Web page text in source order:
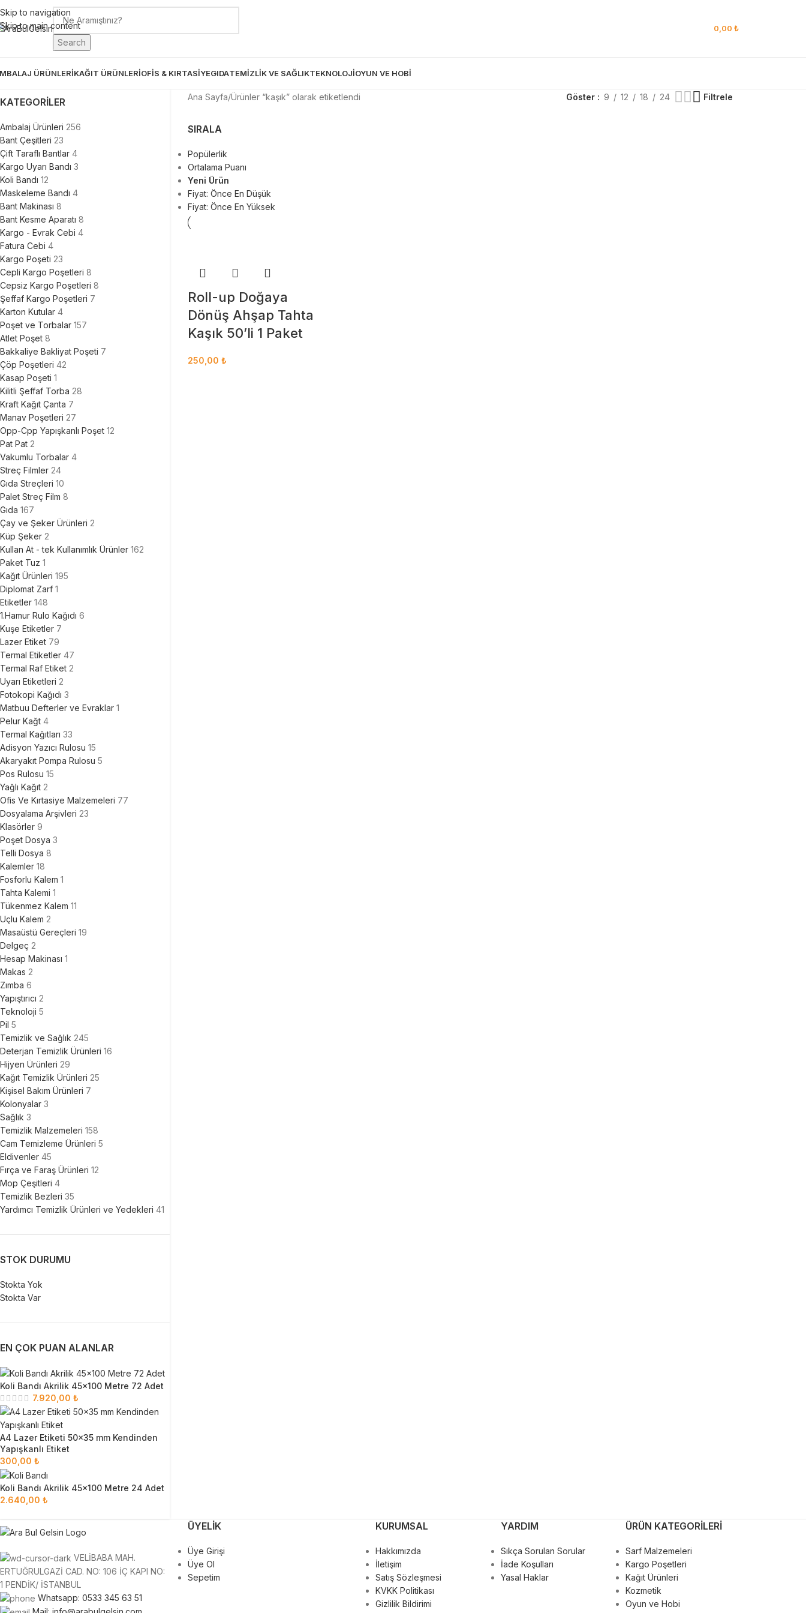
Skip to navigation
Skip to main content
Search
0,00 ₺
ÜRÜNLERİKAĞIT ÜRÜNLERİOFİS & KIRTASİYEGIDATEMİZLİK VE SAĞLIKTEKNOLOJİOYUN VE HOBİ
KATEGORILER
Ambalaj Ürünleri 256
Bant Çeşitleri 23
Çift Taraflı Bantlar 4
Kargo Uyarı Bandı 3
Koli Bandı 12
Maskeleme Bandı 4
Bant Makinası 8
Bant Kesme Aparatı 8
Kargo - Evrak Cebi 4
Fatura Cebi 4
Kargo Poşeti 23
Cepli Kargo Poşetleri 8
Cepsiz Kargo Poşetleri 8
Şeffaf Kargo Poşetleri 7
Karton Kutular 4
Poşet ve Torbalar 157
Atlet Poşet 8
Bakkaliye Bakliyat Poşeti 7
Çöp Poşetleri 42
Kasap Poşeti 1
Kilitli Şeffaf Torba 28
Kraft Kağıt Çanta 7
Manav Poşetleri 27
Opp-Cpp Yapışkanlı Poşet 12
Pat Pat 2
Vakumlu Torbalar 4
Streç Filmler 24
Gıda Streçleri 10
Palet Streç Film 8
Gıda 167
Çay ve Şeker Ürünleri 2
Küp Şeker 2
Kullan At - tek Kullanımlık Ürünler 162
Paket Tuz 1
Kağıt Ürünleri 195
Diplomat Zarf 1
Etiketler 148
1.Hamur Rulo Kağıdı 6
Kuşe Etiketler 7
Lazer Etiket 79
Termal Etiketler 47
Termal Raf Etiket 2
Uyarı Etiketleri 2
Fotokopi Kağıdı 3
Matbuu Defterler ve Evraklar 1
Pelur Kağt 4
Termal Kağıtları 33
Adisyon Yazıcı Rulosu 15
Akaryakıt Pompa Rulosu 5
Pos Rulosu 15
Yağlı Kağıt 2
Ofis Ve Kırtasiye Malzemeleri 77
Dosyalama Arşivleri 23
Klasörler 9
Poşet Dosya 3
Telli Dosya 8
Kalemler 18
Fosforlu Kalem 1
Tahta Kalemi 1
Tükenmez Kalem 11
Uçlu Kalem 2
Masaüstü Gereçleri 19
Delgeç 2
Hesap Makinası 1
Makas 2
Zımba 6
Yapıştırıcı 2
Teknoloji 5
Pil 5
Temizlik ve Sağlık 245
Deterjan Temizlik Ürünleri 16
Hijyen Ürünleri 29
Kağıt Temizlik Ürünleri 25
Kişisel Bakım Ürünleri 7
Kolonyalar 3
Sağlık 3
Temizlik Malzemeleri 158
Cam Temizleme Ürünleri 5
Eldivenler 45
Fırça ve Faraş Ürünleri 12
Mop Çeşitleri 4
Temizlik Bezleri 35
Yardımcı Temizlik Ürünleri ve Yedekleri 41
STOK DURUMU
Stokta Yok
Stokta Var
EN ÇOK PUAN ALANLAR
Koli Bandı Akrilik 45x100 Metre 72 Adet
7.920,00 ₺
A4 Lazer Etiketi 50x35 mm Kendinden
Yapışkanlı Etiket
300,00 ₺
Koli Bandı Akrilik 45x100 Metre 24 Adet
2.640,00 ₺
Ana Sayfa Ürünler “kaşık” olarak etiketlendi Göster 9 12 18 24 Filtrele
SIRALA
Popülerlik
Ortalama Puanı
Yeni Ürün
Fiyat: Önce En Düşük
Fiyat: Önce En Yüksek
Roll-up Doğaya
Dönüş Ahşap Tahta
Kaşık 50’li 1 Paket
250,00 ₺
VELİBABA MAH.
ERTUĞRULGAZİ CAD. NO: 106 İÇ KAPI NO:
1 PENDİK/ İSTANBUL
Whatsapp: 0533 345 63 51
ÜYELIK
Üye Girişi
Üye Ol
Sepetim
KURUMSAL
Hakkımızda
İletişim
Satış Sözleşmesi
KVKK Politikası
Gizlilik Bildirimi
YARDIM
Sıkça Sorulan Sorular
İade Koşulları
Yasal Haklar
ÜRÜN KATEGORILERI
Sarf Malzemeleri
Kargo Poşetleri
Kağıt Ürünleri
Kozmetik
Oyun ve Hobi